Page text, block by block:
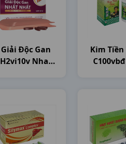
Giải Độc Gan
H2vi10v Nhat
Kim